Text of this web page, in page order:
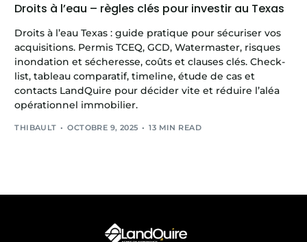
Droits à l’eau – règles clés pour investir au Texas
Droits à l’eau Texas : guide pratique pour sécuriser vos
acquisitions. Permis TCEQ, GCD, Watermaster, risques
inondation et sécheresse, coûts et clauses clés. Check-
list, tableau comparatif, timeline, étude de cas et
contacts LandQuire pour décider vite et réduire l’aléa
opérationnel immobilier.
THIBAULT OCTOBRE 9, 2025 13 MIN READ